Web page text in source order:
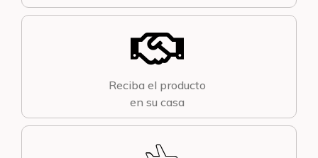
Reciba el producto
en su casa